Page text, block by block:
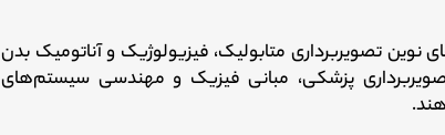
تصویربرداری متابولیک، فیزیولوژیک و آناتومیک بدن
پزشکی، مبانی فیزیک و مهندسی سیستم‌های